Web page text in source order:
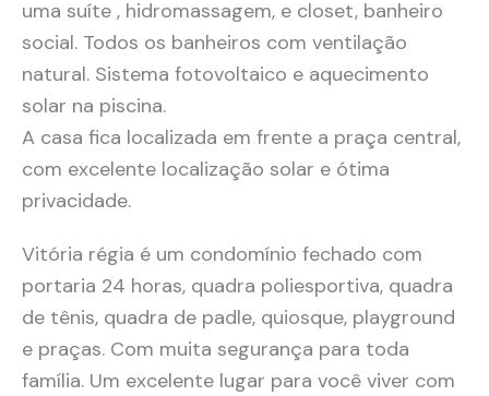
uma suíte , hidromassagem, e closet, banheiro
social. Todos os banheiros com ventilação
natural. Sistema fotovoltaico e aquecimento
solar na piscina.
A casa fica localizada em frente a praça central,
com excelente localização solar e ótima
privacidade.
Vitória régia é um condomínio fechado com
portaria 24 horas, quadra poliesportiva, quadra
de tênis, quadra de padle, quiosque, playground
e praças. Com muita segurança para toda
família. Um excelente lugar para você viver com